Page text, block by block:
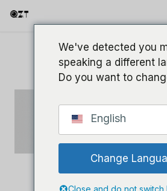
Soutien
We've detected you
speaking a different
Do you want to
English
Change
Close and do not switch